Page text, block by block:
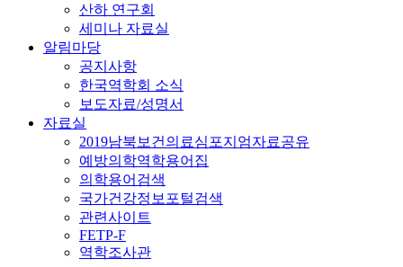
산하 연구회
세미나 자료실
알림마당
공지사항
한국역학회 소식
보도자료/성명서
자료실
2019남북보건의료심포지엄자료공유
예방의학역학용어집
의학용어검색
국가건강정보포털검색
관련사이트
FETP-F
역학조사관